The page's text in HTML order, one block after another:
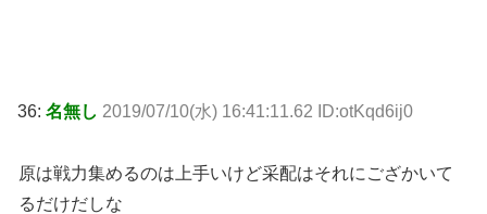
36: 名無し 2019/07/10(水) 16:41:11.62 ID:otKqd6ij0
原は戦力集めるのは上手いけど采配はそれにござかいて
るだけだしな